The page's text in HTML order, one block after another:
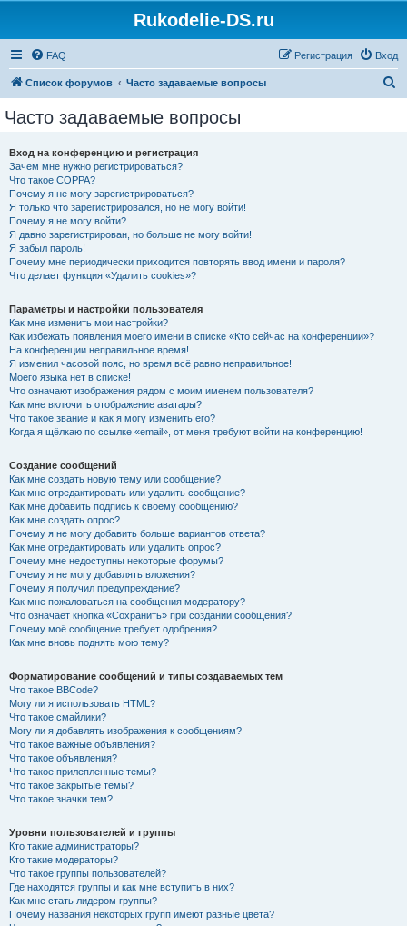
Rukodelie-DS.ru
FAQ Вход
Регистрация
Список форумов Часто задаваемые вопросы
Часто задаваемые вопросы
Вход на конференцию и регистрация
Зачем мне нужно регистрироваться?
Что такое COPPA?
Почему я не могу зарегистрироваться?
Я только что зарегистрировался, но не могу войти!
Почему я не могу войти?
Я давно зарегистрирован, но больше не могу войти!
Я забыл пароль!
Почему мне периодически приходится повторять ввод имени и пароля?
Что делает функция «Удалить cookies»?
Параметры и настройки пользователя
Как мне изменить мои настройки?
Как избежать появления моего имени в списке «Кто сейчас на конференции»?
На конференции неправильное время!
Я изменил часовой пояс, но время всё равно неправильное!
Моего языка нет в списке!
Что означают изображения рядом с моим именем пользователя?
Как мне включить отображение аватары?
Что такое звание и как я могу изменить его?
Когда я щёлкаю по ссылке «email», от меня требуют войти на конференцию!
Создание сообщений
Как мне создать новую тему или сообщение?
Как мне отредактировать или удалить сообщение?
Как мне добавить подпись к своему сообщению?
Как мне создать опрос?
Почему я не могу добавить больше вариантов ответа?
Как мне отредактировать или удалить опрос?
Почему мне недоступны некоторые форумы?
Почему я не могу добавлять вложения?
Почему я получил предупреждение?
Как мне пожаловаться на сообщения модератору?
Что означает кнопка «Сохранить» при создании сообщения?
Почему моё сообщение требует одобрения?
Как мне вновь поднять мою тему?
Форматирование сообщений и типы создаваемых тем
Что такое BBCode?
Могу ли я использовать HTML?
Что такое смайлики?
Могу ли я добавлять изображения к сообщениям?
Что такое важные объявления?
Что такое объявления?
Что такое прилепленные темы?
Что такое закрытые темы?
Что такое значки тем?
Уровни пользователей и группы
Кто такие администраторы?
Кто такие модераторы?
Что такое группы пользователей?
Где находятся группы и как мне вступить в них?
Как мне стать лидером группы?
Почему названия некоторых групп имеют разные цвета?